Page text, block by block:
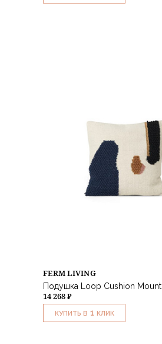
FERM LIVING
Подушка Loop Cushion Mount
14 268 ₽
КУПИТЬ В 1 КЛИК